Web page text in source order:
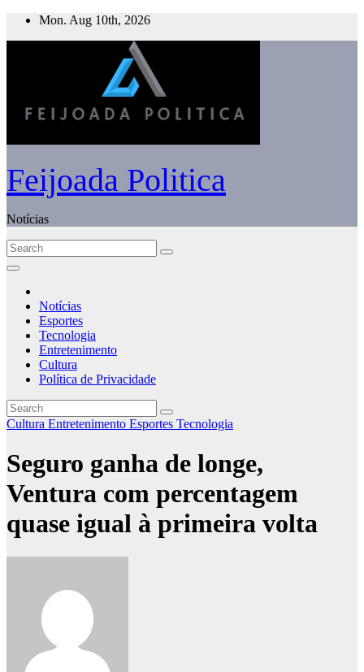
Skip
Mon. Aug 10th, 2026
Feijoada Politica
Notícias
Notícias
Esportes
Tecnologia
Entretenimento
Cultura
Política de Privacidade
Cultura Entretenimento Esportes Tecnologia
Seguro ganha de longe,
Ventura com percentagem
quase igual à primeira volta